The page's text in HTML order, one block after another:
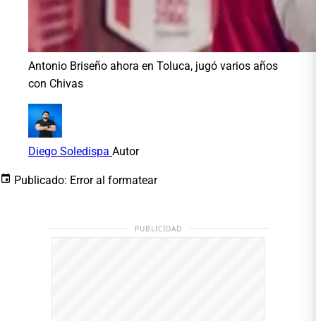
Antonio Briseño ahora en Toluca, jugó varios años
con Chivas
Diego Soledispa Autor
Publicado: Error al formatear
PUBLICIDAD